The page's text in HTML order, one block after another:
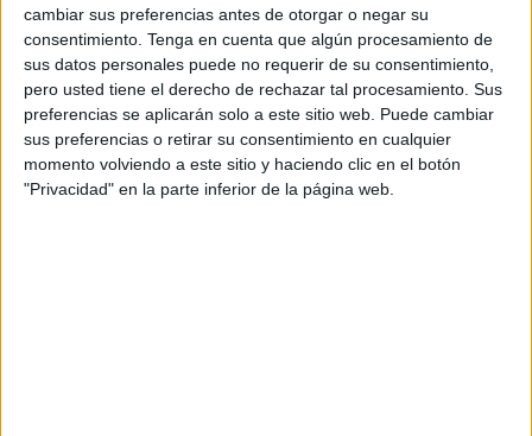
cambiar sus preferencias antes de otorgar o negar su
consentimiento. Tenga en cuenta que algún procesamiento de
sus datos personales puede no requerir de su consentimiento,
pero usted tiene el derecho de rechazar tal procesamiento. Sus
preferencias se aplicarán solo a este sitio web. Puede cambiar
sus preferencias o retirar su consentimiento en cualquier
momento volviendo a este sitio y haciendo clic en el botón
"Privacidad" en la parte inferior de la página web.
Publicado en:Comprensión lectora,Días especiales,
Educación Primaria,Halloween ,Lecturas comprensivas y
cuentos, Lengua, Lengua,Segundo Ciclo,Tercer Ciclo
Etiquetado como:Competencia lingüística,comprensión
lectora,culturas, curiosidades,Halloween,Halloween en otros
países,lectura,Lecturas comprensivas,lecturas cortas,lengua
primaria,países, tradiciones